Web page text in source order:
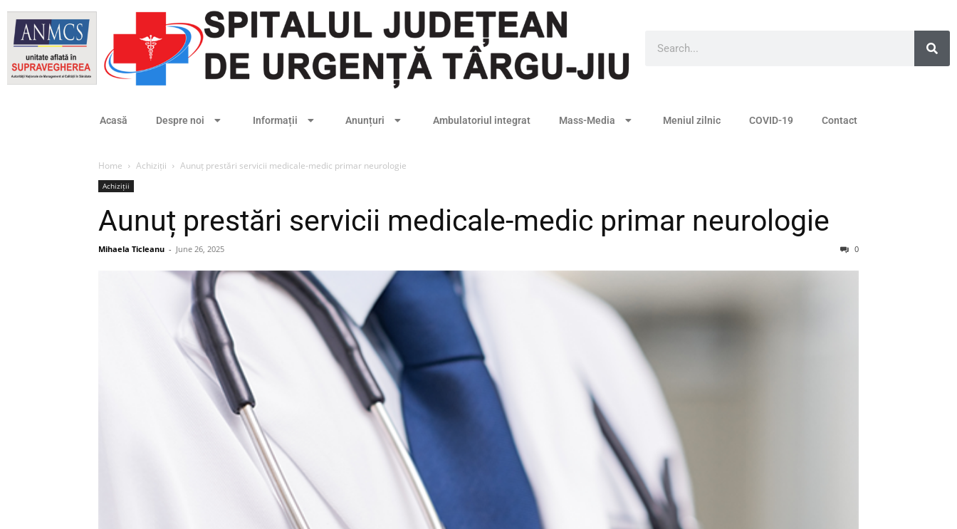
Acasă Despre noi Informații Anunțuri Ambulatoriul integrat Mass-Media Meniul zilnic COVID-19 Contact
Home Achiziții Aunuț prestări servicii medicale-medic primar neurologie
Achiziții
Aunuț prestări servicii medicale-medic primar neurologie
Mihaela Ticleanu - June 26, 2025 0